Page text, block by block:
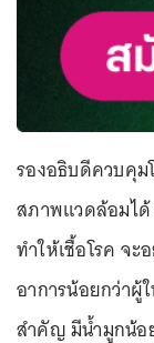
รองอธิบดีควบคุม
สภาพแวดล้อมไ
ทำให้เชื้อโรค จ
อาการน้อยกว่าผู้
สำคัญ มีน้ำมูกน้อ